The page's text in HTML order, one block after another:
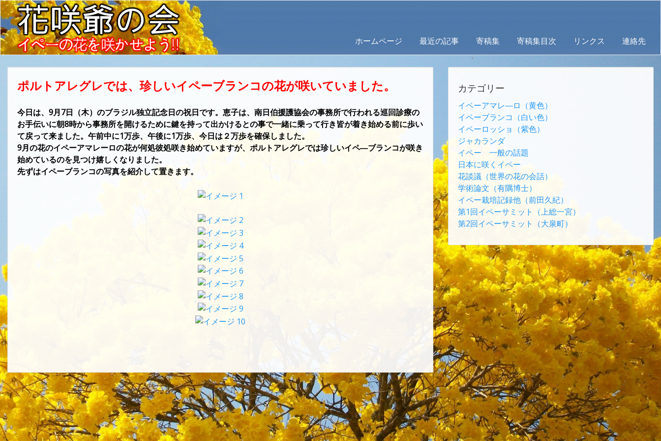
ホームページ 最近の記事 寄稿集 寄稿集目次 リンクス 連絡先
ポルトアレグレでは、珍しいイペーブランコの花が咲いていました。
今日は、9月7日（木）のブラジル独立記念日の祝日です。恵子は、南日伯援護協会の事務所で行われる巡回診療の
お手伝いに朝8時から事務所を開けるために鍵を持って出かけるとの事で一緒に乗って行き皆が着き始める前に歩い
て戻って来ました。午前中に1万歩、午後に1万歩、今日は２万歩を確保しました。
9月の花のイペーアマレーロの花が何処彼処咲き始めていますが、ポルトアレグレでは珍しいイペ―ブランコが咲き
始めているのを見つけ嬉しくなりました。
先ずはイペーブランコの写真を紹介して置きます。
カテゴリー
イペーアマレ―ロ（黄色）
イペーブランコ（白い色）
イペーロッショ（紫色）
ジャカランダ
イペー 一般の話題
日本に咲くイペー
花談議（世界の花の会話）
学術論文（有隅博士）
イペー栽培記録他（前田久紀）
第1回イペーサミット（上総一宮）
第2回イペーサミット（大泉町）